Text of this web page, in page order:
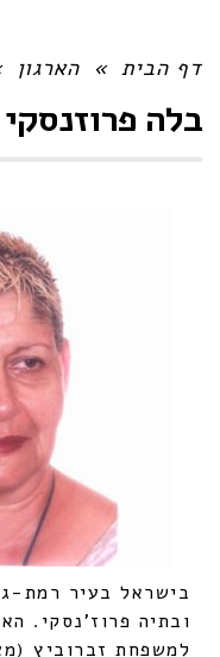
דף הבית » הארגון
בלה פרוזנסקי 1950-
בישראל בעיר רמת-
ובתיה פרוז'נסקי.
למשפחת זברוביץ